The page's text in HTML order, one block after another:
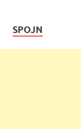
SPOJN